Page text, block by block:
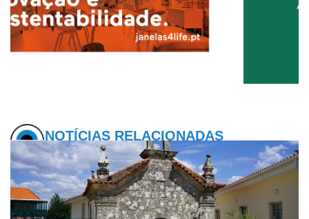
NOTÍCIAS RELACIONADAS